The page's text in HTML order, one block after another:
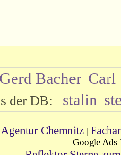
Gerd Bacher Carl
der DB: stalin
Chemnitz |
Google Ads